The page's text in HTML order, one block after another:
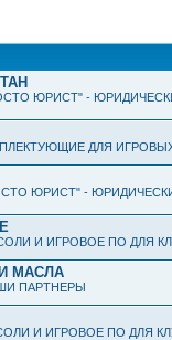
ЮРИСТ" -
ДЛЯ
ЮРИСТ" -
И ИГРОВОЕ ПО ДЛЯ
И МАСЛА
ПАРТНЕРЫ
И ИГРОВОЕ ПО ДЛЯ